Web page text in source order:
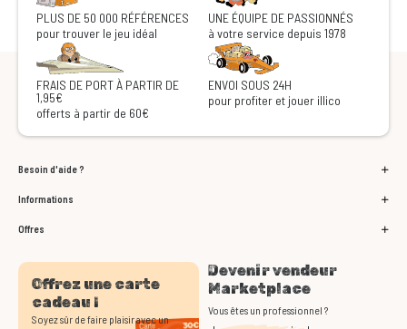
PLUS DE 50 000 RÉFÉRENCES
pour trouver le jeu idéal
UNE ÉQUIPE DE PASSIONNÉS
à votre service depuis 1978
FRAIS DE PORT À PARTIR DE
1,95€
offerts à partir de 60€
ENVOI SOUS 24H
pour profiter et jouer illico
Besoin d'aide ?
Informations
Offres
Offrez une carte
cadeau !
Soyez sûr de faire plaisir avec un
Devenir vendeur
Marketplace
Vous êtes un professionnel ?